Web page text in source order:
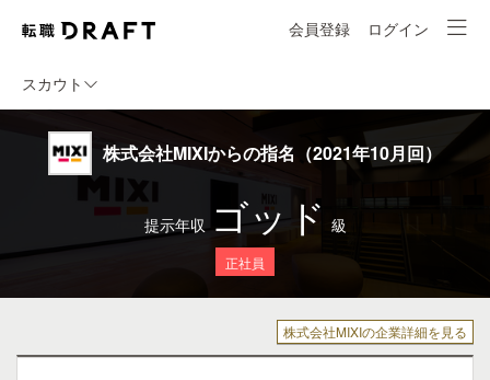
会員登録 ログイン
スカウト
株式会社MIXIからの指名（2021年10月回）
提示年収 ゴッド 級
正社員
株式会社MIXIの企業詳細を見る